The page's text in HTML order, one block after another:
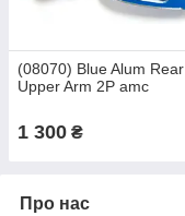
(08070) Blue Alum Rear
Upper Arm 2P amc
1 300 ₴
Про нас